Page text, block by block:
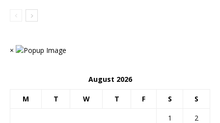
×
August 2026
M T W T F S S
1
2